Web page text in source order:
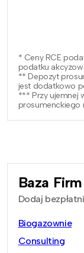
* Ceny RCE
podatku
** Depozyt
jest dodatkowo
*** Przy ujemnej
prosumenckiego
Baza Firm
Dodaj
Biogazownie
Consulting